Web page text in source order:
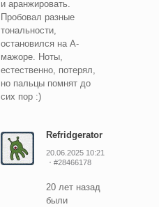
и аранжировать.
Пробовал разные
тональности,
остановился на А-
мажоре. Ноты,
естественно, потерял,
но пальцы помнят до
сих пор :)
Refridgerator
20.06.2025 10:21
#28466178
20 лет назад
были